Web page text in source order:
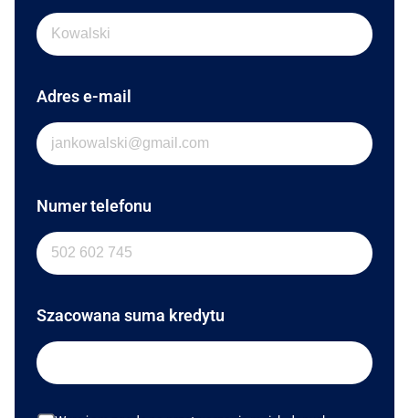
Adres e-mail
Numer telefonu
Szacowana suma kredytu